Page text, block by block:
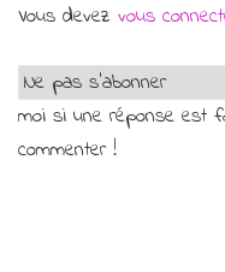
Vous devez vous
moi si une réponse est
commenter !